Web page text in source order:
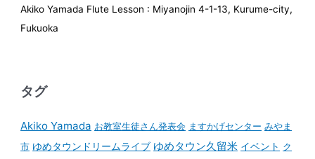
Akiko Yamada Flute Lesson : Miyanojin 4-1-13, Kurume-city,
Fukuoka
タグ
Akiko Yamada お教室生徒さん発表会 ますかげセンター みやま
市 ゆめタウンドリームライブ ゆめタウン久留米 イベント ク